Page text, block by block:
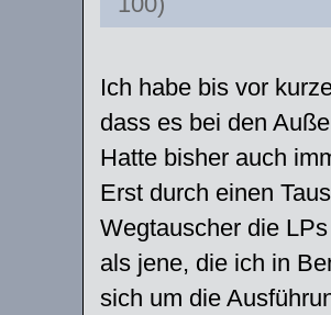
Ich habe bis vor
dass es bei den
Hatte bisher auch
Erst durch einen
Wegtauscher die
als jene, die ich in
sich um die